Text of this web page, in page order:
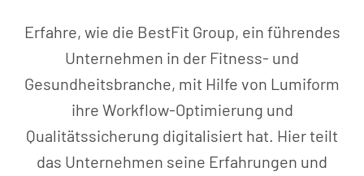
Erfahre, wie die BestFit Group, ein führendes
Unternehmen in der Fitness- und
Gesundheitsbranche, mit Hilfe von Lumiform
ihre Workflow-Optimierung und
Qualitätssicherung digitalisiert hat. Hier teilt
das Unternehmen seine Erfahrungen und